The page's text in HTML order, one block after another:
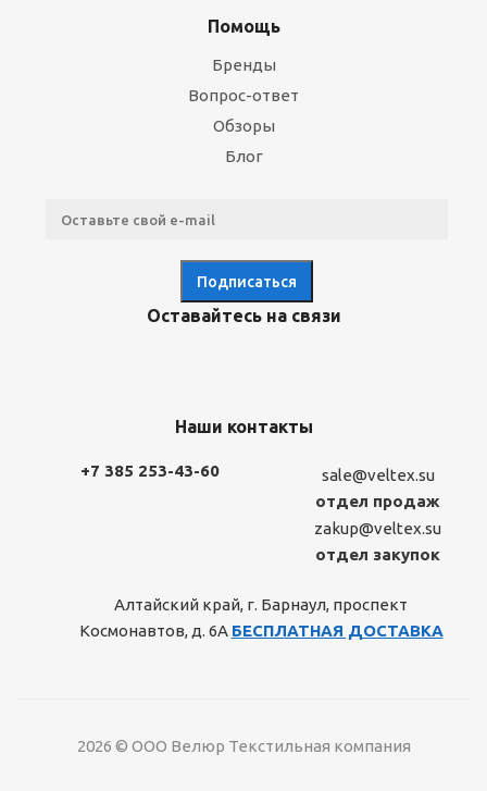
Помощь
Бренды
Вопрос-ответ
Обзоры
Блог
Оставайтесь на связи
Наши контакты
+7 385 253-43-60
sale@veltex.su
отдел продаж
zakup@veltex.su
отдел закупок
Алтайский край, г. Барнаул, проспект
Космонавтов, д. 6А БЕСПЛАТНАЯ ДОСТАВКА
2026 © ООО Велюр Текстильная компания